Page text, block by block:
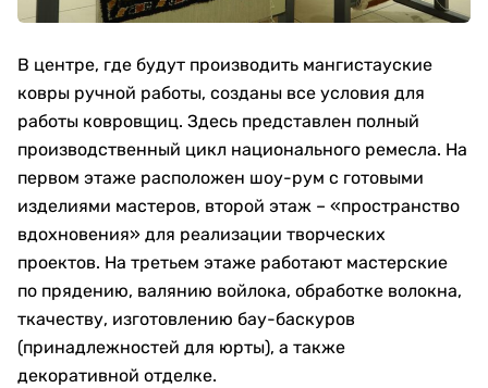
В центре, где будут производить мангистауские
ковры ручной работы, созданы все условия для
работы ковровщиц. Здесь представлен полный
производственный цикл национального ремесла. На
первом этаже расположен шоу-рум с готовыми
изделиями мастеров, второй этаж – «пространство
вдохновения» для реализации творческих
проектов. На третьем этаже работают мастерские
по прядению, валянию войлока, обработке волокна,
ткачеству, изготовлению бау-баскуров
(принадлежностей для юрты), а также
декоративной отделке.